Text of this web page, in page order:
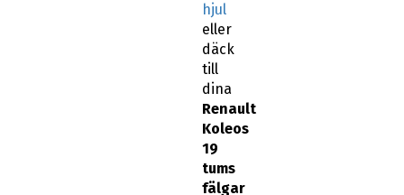
hjul
eller
däck
till
dina
Renault
Koleos
19
tums
fälgar